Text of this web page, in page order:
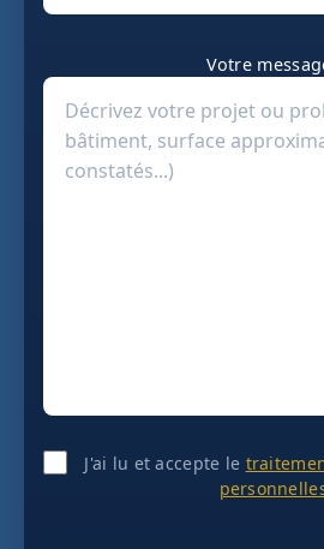
Votre
J'ai lu et accepte le